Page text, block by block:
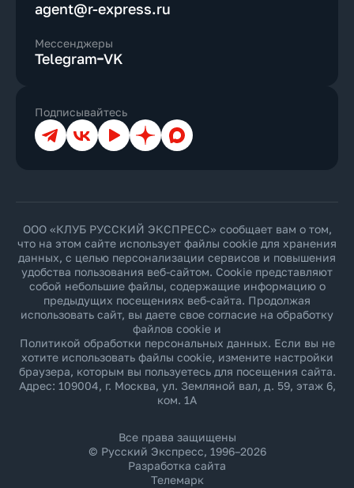
agent@r-express.ru
Мессенджеры
Telegram VK
Подписывайтесь
ТелеграмВКонтакте
YouTubeДзен Max
ООО «КЛУБ РУССКИЙ ЭКСПРЕСС» сообщает вам о том,
что на этом сайте использует файлы cookie для хранения
данных, с целью персонализации сервисов и повышения
удобства пользования веб-сайтом. Cookie представляют
собой небольшие файлы, содержащие информацию о
предыдущих посещениях веб-сайта. Продолжая
использовать сайт, вы даете свое согласие на обработку
файлов cookie и
Политикой обработки персональных данных. Если вы не
хотите использовать файлы cookie, измените настройки
браузера, которым вы пользуетесь для посещения сайта.
Адрес: 109004, г. Москва, ул. Земляной вал, д. 59, этаж 6,
ком. 1А
Все права защищены
© Русский Экспресс, 1996–2026
Разработка сайта
Телемарк